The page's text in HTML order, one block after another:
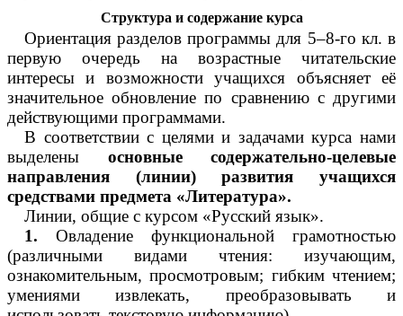
Структура и содержание курса
Ориентация разделов программы для 5–8-го кл. в
первую очередь на возрастные читательские
интересы и возможности учащихся объясняет её
значительное обновление по сравнению с другими
действующими программами.
В соответствии с целями и задачами курса нами
выделены основные содержательно-целевые
направления (линии) развития учащихся
средствами предмета «Литература».
Линии, общие с курсом «Русский язык».
1. Овладение функциональной грамотностью
(различными видами чтения: изучающим,
ознакомительным, просмотровым; гибким чтением;
умениями извлекать, преобразовывать и